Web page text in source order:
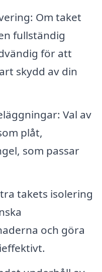
Om taket
fullständig
för att
skydd av din
Val av
plåt,
som passar
takets isolering
och göra